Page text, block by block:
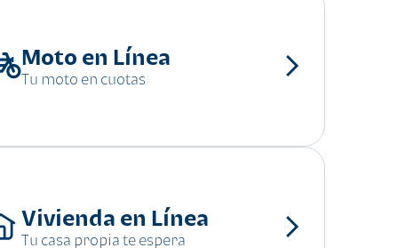
Moto en Línea
Tu moto en cuotas
Vivienda en Línea
Tu casa propia te espera